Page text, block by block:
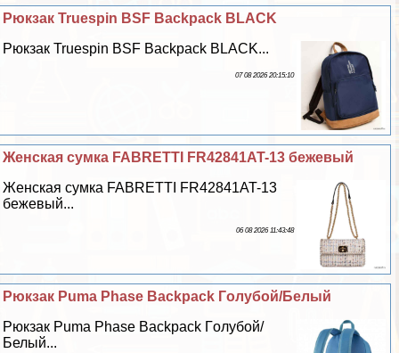
Рюкзак Truespin BSF Backpack BLACK
Рюкзак Truespin BSF Backpack BLACK...
07 08 2026 20:15:10
Женская сумка FABRETTI FR42841AT-13 бежевый
Женская сумка FABRETTI FR42841AT-13
бежевый...
06 08 2026 11:43:48
Рюкзак Puma Phase Backpack Гoлyбой/Белый
Рюкзак Puma Phase Backpack Гoлyбой/
Белый...